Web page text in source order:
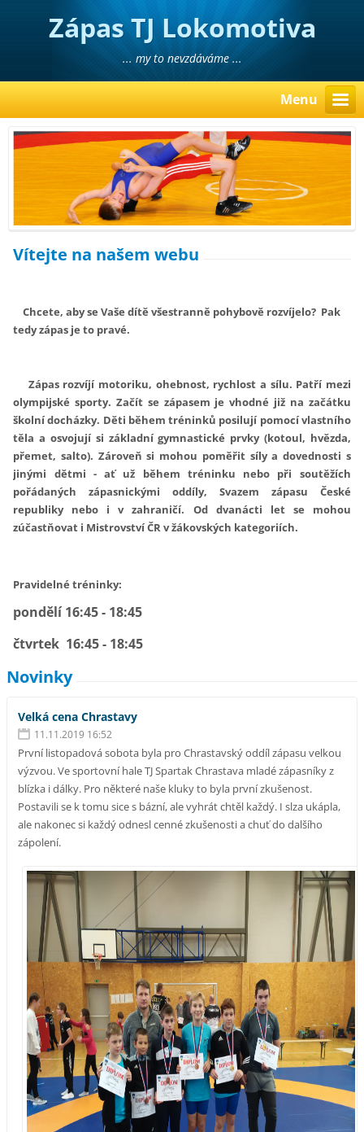
Zápas TJ Lokomotiva
Liberec
... my to nevzdáváme ...
Menu
Vítejte na našem webu
Chcete, aby se Vaše dítě všestranně pohybově rozvíjelo? Pak
tedy zápas je to pravé.
Zápas rozvíjí motoriku, ohebnost, rychlost a sílu. Patří mezi
olympijské sporty. Začít se zápasem je vhodné již na začátku
školní docházky. Děti během tréninků posilují pomocí vlastního
těla a osvojují si základní gymnastické prvky (kotoul, hvězda,
přemet, salto). Zároveň si mohou poměřit síly a dovednosti s
jinými dětmi - ať už během tréninku nebo při soutěžích
pořádaných zápasnickými oddíly, Svazem zápasu České
republiky nebo i v zahraničí. Od dvanácti let se mohou
zúčastňovat i Mistrovství ČR v žákovských kategoriích.
Pravidelné tréninky:
pondělí 16:45 - 18:45
čtvrtek 16:45 - 18:45
Novinky
Velká cena Chrastavy
11.11.2019 16:52
První listopadová sobota byla pro Chrastavský oddíl zápasu velkou
výzvou. Ve sportovní hale TJ Spartak Chrastava mladé zápasníky z
blízka i dálky. Pro některé naše kluky to byla první zkušenost.
Postavili se k tomu sice s bázní, ale vyhrát chtěl každý. I slza ukápla,
ale nakonec si každý odnesl cenné zkušenosti a chuť do dalšího
zápolení.